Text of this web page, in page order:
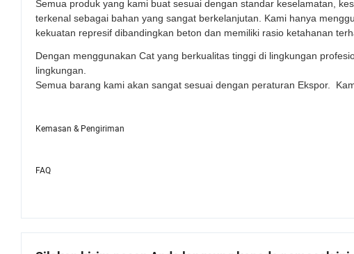
Semua produk yang kami buat sesuai dengan standar keselamatan,
terkenal sebagai bahan yang sangat berkelanjutan. Kami hanya
kekuatan represif dibandingkan beton dan memiliki rasio ketahanan
Dengan menggunakan Cat yang berkualitas tinggi di lingkungan
lingkungan.
Semua barang kami akan sangat sesuai dengan peraturan Ekspor.
Kemasan & Pengiriman
FAQ